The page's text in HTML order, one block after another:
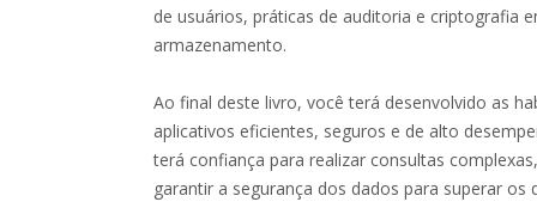
de usuários, práticas de auditoria e criptografia
armazenamento.
Ao final deste livro, você terá desenvolvido as
aplicativos eficientes, seguros e de alto
terá confiança para realizar consultas
garantir a segurança dos dados para superar